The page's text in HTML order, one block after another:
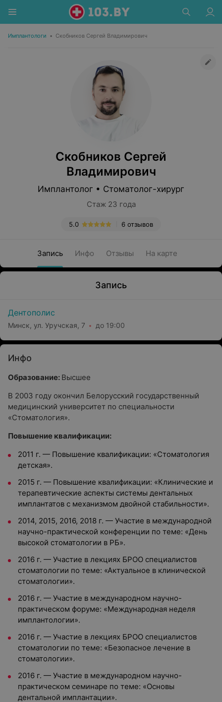
Имплантологи • Скобников Сергей Владимирович
Скобников Сергей
Владимирович
Имплантолог • Стоматолог-хирург
Стаж 23 года
6 отзывов
5.0
Запись Инфо Отзывы На карте
Запись
Дентополис
Минск, ул. Уручская, 7 до 19:00
Инфо
Образование: Высшее
В 2003 году окончил Белорусский государственный
медицинский университет по специальности
«Стоматология».
Повышение квалификации:
2011 г. — Повышение квалификации: «Стоматология
детская».
2015 г. — Повышение квалификации: «Клинические и
терапевтические аспекты системы дентальных
имплантатов с механизмом двойной стабильности».
2014, 2015, 2016, 2018 г. — Участие в международной
научно-практической конференции по теме: «День
высокой стоматологии в РБ».
2016 г. — Участие в лекциях БРОО специалистов
стоматологии по теме: «Актуальное в клинической
стоматологии».
2016 г. — Участие в международном научно-
практическом форуме: «Международная неделя
имплантологии».
2016 г. — Участие в лекциях БРОО специалистов
стоматологии по теме: «Безопасное лечение в
стоматологии».
2016 г. — Участие в международном научно-
практическом семинаре по теме: «Основы
дентальной имплантации».